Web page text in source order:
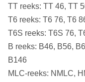
TT reeks: TT 46, TT
T6 reeks: T6 76, T6
T6S reeks: T6S 76,
B reeks: B46, B56,
B146
MLC-reeks: NMLC,